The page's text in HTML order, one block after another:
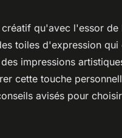
qu'avec l'essor
toiles d'expression
impressions
cette touche
avisés pour